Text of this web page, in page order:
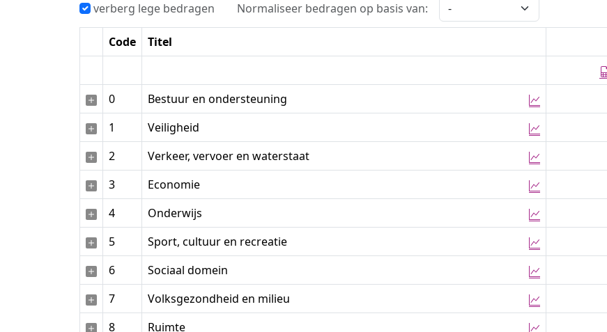
verberg lege bedragen Normaliseer bedragen op basis van:
Code Titel
0
Bestuur en ondersteuning
1
Veiligheid
2
Verkeer, vervoer en waterstaat
3
Economie
4
Onderwijs
5
Sport, cultuur en recreatie
6
Sociaal domein
7
Volksgezondheid en milieu
8
Ruimte